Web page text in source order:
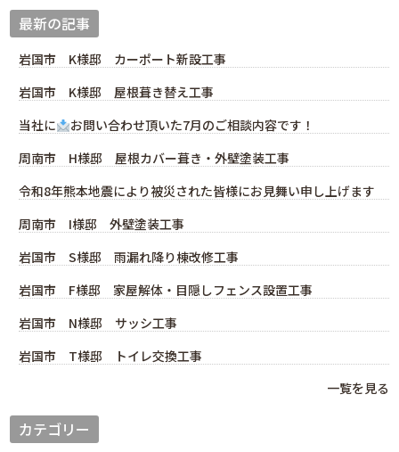
最新の記事
岩国市 K様邸 カーポート新設工事
岩国市 K様邸 屋根葺き替え工事
当社に
お問い合わせ頂いた7月のご相談内容です！
周南市 H様邸 屋根カバー葺き・外壁塗装工事
令和8年熊本地震により被災された皆様にお見舞い申し上げます
周南市 I様邸 外壁塗装工事
岩国市 S様邸 雨漏れ降り棟改修工事
岩国市 F様邸 家屋解体・目隠しフェンス設置工事
岩国市 N様邸 サッシ工事
岩国市 T様邸 トイレ交換工事
一覧を見る
カテゴリー